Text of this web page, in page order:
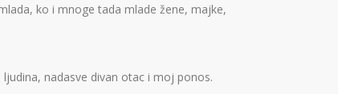
ko i mnoge tada mlade žene, majke,
nadasve divan otac i moj ponos.